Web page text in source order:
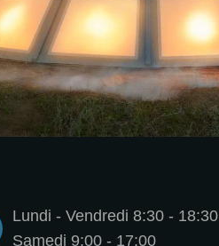
Lundi - Vendredi 8:30 - 18:30
Samedi 9:00 - 17:00